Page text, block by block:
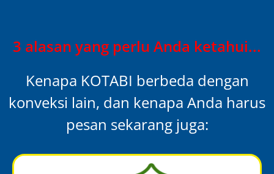
3 alasan yang perlu Anda ketahui...
Kenapa KOTABI berbeda dengan
konveksi lain, dan kenapa Anda harus
pesan sekarang juga: